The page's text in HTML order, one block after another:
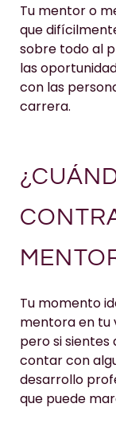
Tu mentor o
que
sobre todo al
las
con las
carrera.
Tu momento
mentora en tu
pero si
contar con
desarrollo
que puede